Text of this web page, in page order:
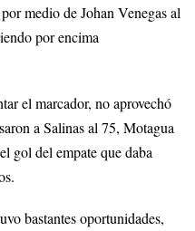
medio de Johan Venegas al
por encima
el marcador, no aprovechó
a Salinas al 75, Motagua
gol del empate que daba
bastantes oportunidades,